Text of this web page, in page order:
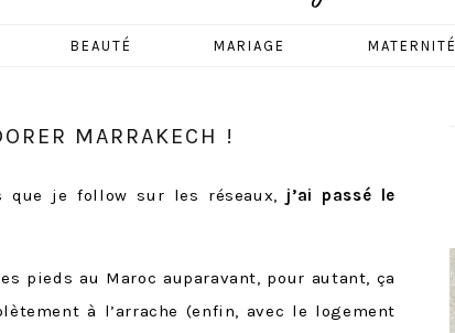
BEAUTÉ MARIAGE MATERNITÉ
MARRAKECH !
que je follow sur les réseaux, j’ai passé le
pieds au Maroc auparavant, pour autant, ça
à l’arrache (enfin, avec le logement